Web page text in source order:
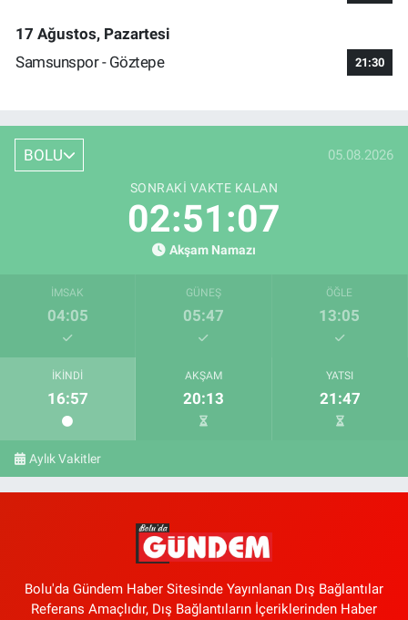
17 Ağustos, Pazartesi
Samsunspor - Göztepe
21:30
BOLU 05.08.2026
SONRAKI VAKTE KALAN
02:51:06
Akşam Namazı
İMSAK
04:05
GÜNEŞ
05:47
ÖĞLE
13:05
İKINDI
16:57
AKŞAM
20:13
YATSI
21:47
Aylık Vakitler
Bolu'da Gündem Haber Sitesinde Yayınlanan Dış Bağlantılar
Referans Amaçlıdır, Dış Bağlantıların İçeriklerinden Haber